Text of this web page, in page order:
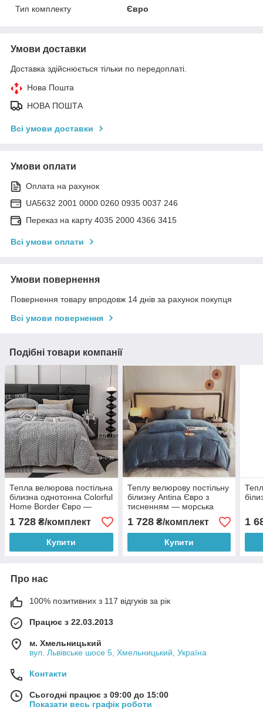
Тип комплекту
Євро
Умови доставки
Доставка здійснюється тільки по передоплаті.
Нова Пошта
НОВА ПОШТА
Всі умови доставки
Умови оплати
Оплата на рахунок
UA5632 2001 0000 0260 0935 0037 246
Переказ на карту 4035 2000 4366 3415
Всі умови оплати
Умови повернення
Повернення товару впродовж 14 днів за рахунок покупця
Всі умови повернення
Подібні товари компанії
Тепла велюрова постільна
білизна однотонна Colorful
Home Border Євро —
світло-сірий
1 728 ₴/комплект
Купити
Теплу велюрову постільну
білизну Antina Євро з
тисненням — морська
хвиля
1 728₴/комплект
Купити
1
Про нас
100% позитивних з 117 відгуків за рік
Працює з 22.03.2013
м. Хмельницький
вул. Львівське шосе 5, Хмельницький, Україна
Контакти
Сьогодні працює з 09:00 до 15:00
Показати весь графік роботи